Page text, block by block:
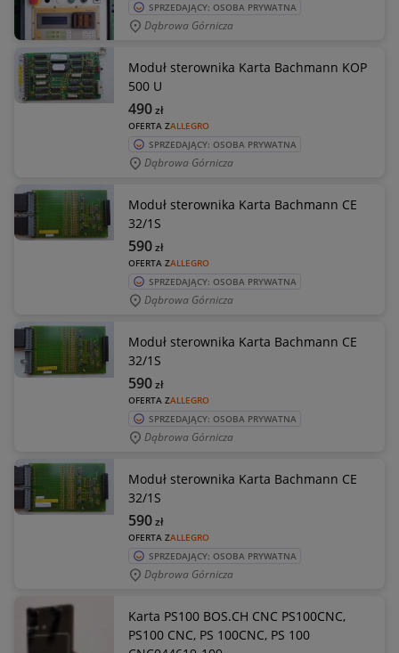
SPRZEDAJĄCY: OSOBA PRYWATNA
Dąbrowa Górnicza
Moduł sterownika Karta Bachmann KOP
500 U
OFERTA ZALLEGRO
490zł
SPRZEDAJĄCY: OSOBA PRYWATNA
Dąbrowa Górnicza
Moduł sterownika Karta Bachmann CE
32/1S
OFERTA ZALLEGRO
590zł
SPRZEDAJĄCY: OSOBA PRYWATNA
Dąbrowa Górnicza
Moduł sterownika Karta Bachmann CE
32/1S
OFERTA ZALLEGRO
590zł
SPRZEDAJĄCY: OSOBA PRYWATNA
Dąbrowa Górnicza
Moduł sterownika Karta Bachmann CE
32/1S
OFERTA ZALLEGRO
590zł
SPRZEDAJĄCY: OSOBA PRYWATNA
Dąbrowa Górnicza
Karta PS100 BOS.CH CNC PS100CNC,
PS100 CNC, PS 100CNC, PS 100